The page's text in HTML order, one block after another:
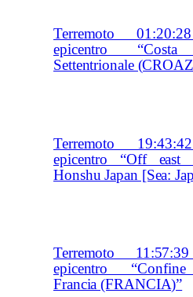
Terremoto
epicentro “Costa
Settentrionale
Terremoto
epicentro “Off east
Honshu Japan [Sea:
Terremoto
epicentro
Francia (FRANCIA)”